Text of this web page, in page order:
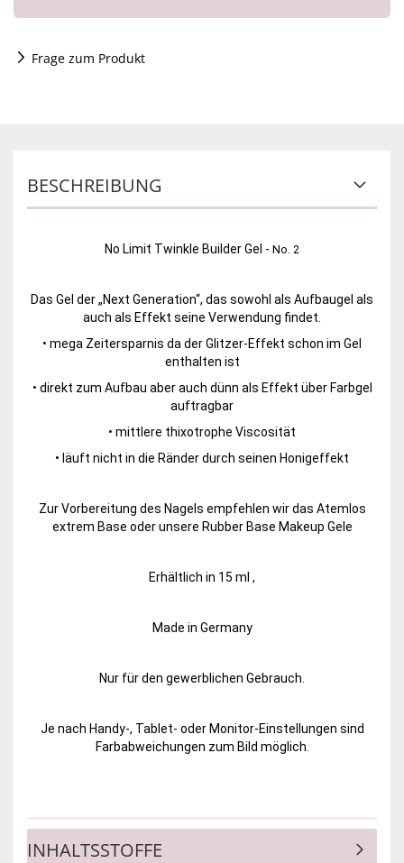
Frage zum Produkt
BESCHREIBUNG
No Limit Twinkle Builder Gel - No. 2
Das Gel der „Next Generation“, das sowohl als Aufbaugel als
auch als Effekt seine Verwendung findet.
• mega Zeitersparnis da der Glitzer-Effekt schon im Gel
enthalten ist
• direkt zum Aufbau aber auch dünn als Effekt über Farbgel
auftragbar
• mittlere thixotrophe Viscosität
• läuft nicht in die Ränder durch seinen Honigeffekt
Zur Vorbereitung des Nagels empfehlen wir das Atemlos
extrem Base oder unsere Rubber Base Makeup Gele
Erhältlich in 15 ml ,
Made in Germany
Nur für den gewerblichen Gebrauch.
Je nach Handy-, Tablet- oder Monitor-Einstellungen sind
Farbabweichungen zum Bild möglich.
INHALTSSTOFFE